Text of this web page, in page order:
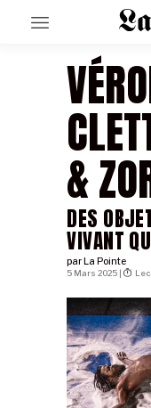
EN CE
GRAND
AU LARGE
ÉMOIS
EN
SÉRIES
À PROPOS
NOS
&
DES
VIVANT
par La Pointe
5 Mars 2025 |